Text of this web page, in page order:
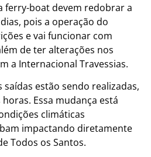
ferry-boat devem redobrar a
pois a operação do
e vai funcionar com
de ter alterações nos
a Internacional Travessias.
saídas estão sendo realizadas,
Essa mudança está
climáticas
impactando diretamente
Todos os Santos.